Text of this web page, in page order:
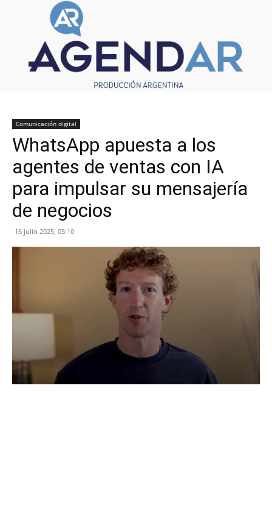
Comunicación digital
WhatsApp apuesta a los
agentes de ventas con IA
para impulsar su mensajería
de negocios
16 julio 2025, 05:10